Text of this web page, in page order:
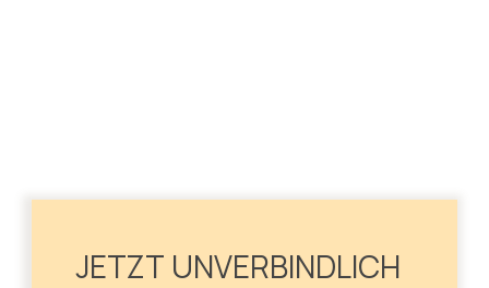
JETZT UNVERBINDLICH